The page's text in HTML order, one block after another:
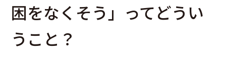
困をなくそう」ってどうい
うこと？